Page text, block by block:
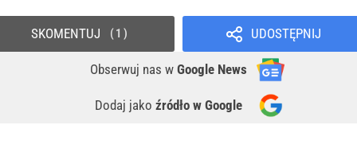
UDOSTĘPNIJ
Obserwuj nas w Google News
Dodaj jako źródło w Google
SKOMENTUJ 1